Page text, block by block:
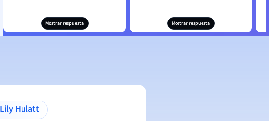
Mostrar respuesta Mostrar respuesta
Lily Hulatt